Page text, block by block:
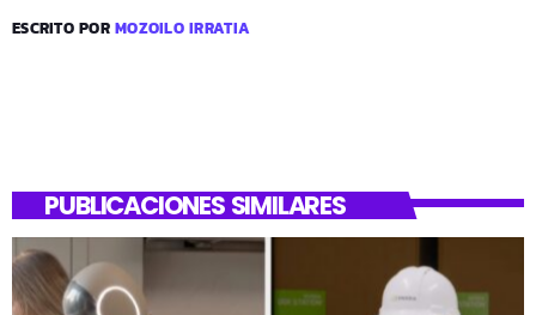
ESCRITO PORMOZOILO IRRATIA
PUBLICACIONES SIMILARES